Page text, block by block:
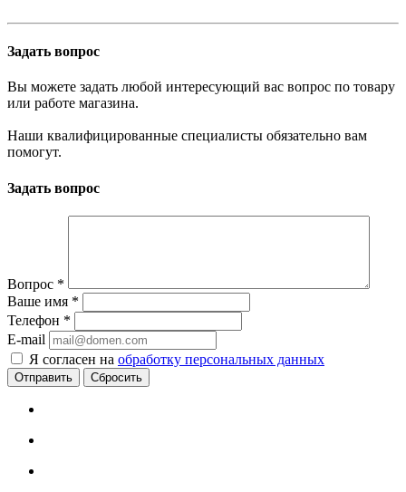
Задать вопрос
Вы можете задать любой интересующий вас вопрос по товару
или работе магазина.
Наши квалифицированные специалисты обязательно вам
помогут.
Задать вопрос
Вопрос *
Ваше имя *
Телефон *
E-mail
Я согласен на обработку персональных данных
Сбросить